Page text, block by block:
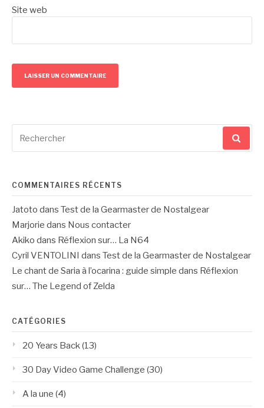
Site web
pour
COMMENTAIRES RÉCENTS
Jatoto dans Test de la Gearmaster de Nostalgear
Marjorie dans Nous contacter
Akiko dans Réflexion sur… La N64
Cyril VENTOLINI dans Test de la Gearmaster de Nostalgear
Le chant de Saria à l’ocarina : guide simple dans Réflexion
sur… The Legend of Zelda
CATÉGORIES
20 Years Back(13)
30 Day Video Game Challenge (30)
A la une (4)